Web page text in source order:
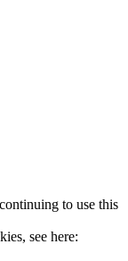
to use this
see here: